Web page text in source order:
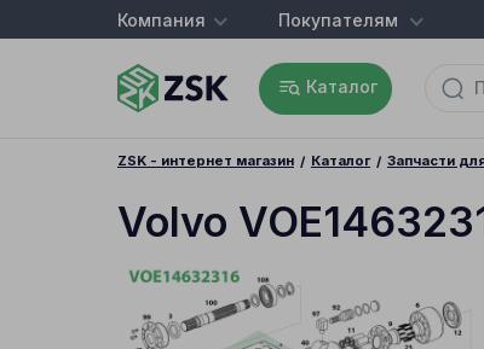
Компания Покупателям
Каталог
ZSK - интернет магазин Каталог Запчасти
Volvo